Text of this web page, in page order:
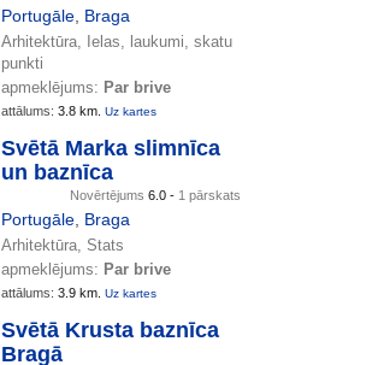
Portugāle Braga
Arhitektūra, Ielas, laukumi, skatu
punkti
apmeklējums: Par brive
attālums: 3.8 km. Uz kartes
Svētā Marka slimnīca
un baznīca
Novērtējums 6.0 - 1 pārskats
Portugāle Braga
Arhitektūra, Stats
apmeklējums: Par brive
attālums: 3.9 km. Uz kartes
Svētā Krusta baznīca
Bragā